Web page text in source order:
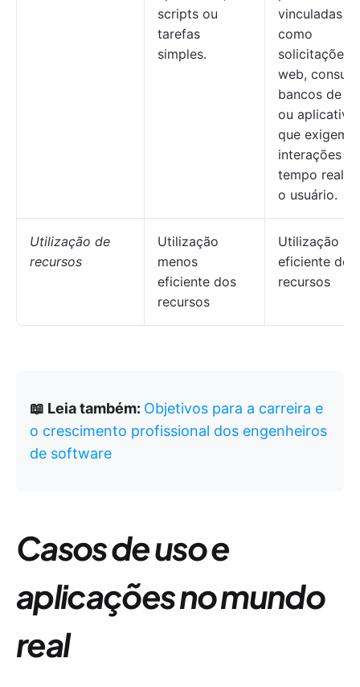
scripts ou
tarefas
simples.
vinculadas a
como
solicitações
web,
bancos de
ou
que exigem
interações
tempo real
o usuário.
Utilização de
recursos
Utilização
menos
eficiente dos
recursos
Utilização
eficiente dos
recursos
📖 Leia também: Objetivos para a carreira e
o crescimento profissional dos engenheiros
de software
Casos de uso e
aplicações no mundo
real